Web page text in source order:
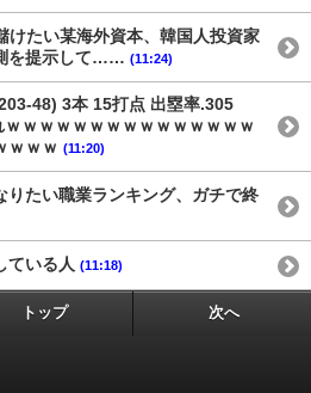
けたい某海外資本、韓国人投資家
を提示して…… (11:24)
48) 3本 15打点 出塁率.305
ｗｗｗｗｗｗｗｗｗｗｗｗｗｗ
ｗｗｗ (11:20)
りたい職業ランキング、ガチで終
ている人 (11:18)
トップ 次へ